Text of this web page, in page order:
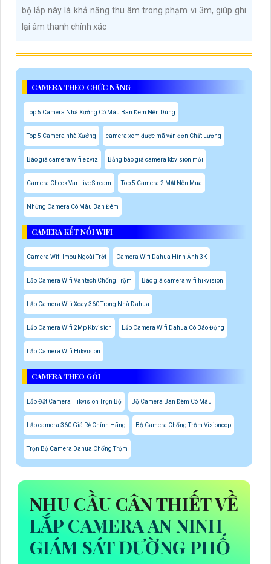
bộ lắp này là khả năng thu âm trong phạm vi 3m, giúp ghi
lại âm thanh chính xác
CAMERA THEO CHỨC NĂNG
Top 5 Camera Nhà Xưởng Có Màu Ban Đêm Nên Dùng
Top 5 Camera nhà Xưởng camera xem được mã vận đơn Chất Lượng
Báo giá camera wifi ezviz Bảng báo giá camera kbvision mới
Camera Check Var Live Stream Top 5 Camera 2 Mắt Nên Mua
Những Camera Có Màu Ban Đêm
CAMERA KẾT NỐI WIFI
Camera Wifi Imou Ngoài Trời Camera Wifi Dahua Hình Ảnh 3K
Lăp Camera Wifi Vantech Chống Trộm Báo giá camera wifi hikvision
Lắp Camera Wifi Xoay 360 Trong Nhà Dahua
Lắp Camera Wifi 2Mp Kbvision Lắp Camera Wifi Dahua Có Báo Động
Lắp Camera Wifi Hikvision
CAMERA THEO GÓI
Lắp Đặt Camera Hikvision Trọn Bộ Bộ Camera Ban Đêm Có Màu
Lắp camera 360 Giá Rẻ Chính Hãng Bộ Camera Chống Trộm Visioncop
Trọn Bộ Camera Dahua Chống Trộm
NHU CẦU CÂN THIẾT VỀ
LẮP CAMERA AN NINH
GIÁM SÁT ĐƯỜNG PHỐ